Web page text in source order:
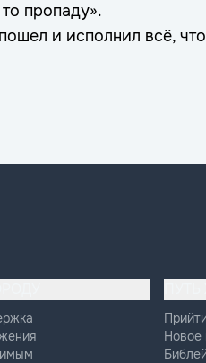
пропаду».
и исполнил всё,
Новое